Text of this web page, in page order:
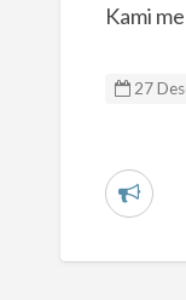
Kami
27
L